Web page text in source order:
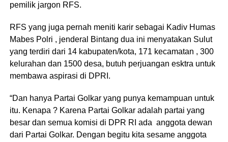
pemilik jargon RFS.
RFS yang juga pernah meniti karir sebagai Kadiv Humas
Mabes Polri , jenderal Bintang dua ini menyatakan Sulut
yang terdiri dari 14 kabupaten/kota, 171 kecamatan , 300
kelurahan dan 1500 desa, butuh perjuangan esktra untuk
membawa aspirasi di DPRI.
“Dan hanya Partai Golkar yang punya kemampuan untuk
itu. Kenapa ? Karena Partai Golkar adalah partai yang
besar dan semua komisi di DPR RI ada anggota dewan
dari Partai Golkar. Dengan begitu kita sesame anggota